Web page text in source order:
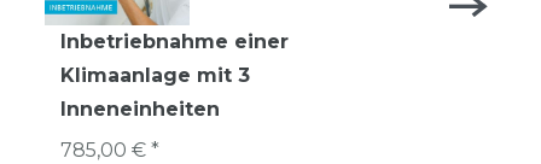
Inbetriebnahme einer
Klimaanlage mit 3
Inneneinheiten
785,00 € *